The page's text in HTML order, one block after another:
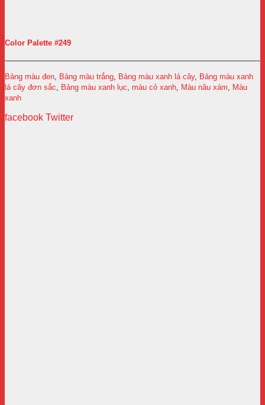
Color Palette #249
Bảng màu đen, Bảng màu trắng, Bảng màu xanh lá cây, Bảng màu xanh
lá cây đơn sắc, Bảng màu xanh lục, màu cỏ xanh, Màu nâu xám, Màu
xanh
facebook Twitter